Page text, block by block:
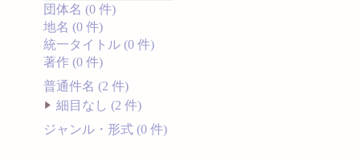
団体名 (0 件)
地名 (0 件)
統一タイトル (0 件)
著作 (0 件)
普通件名 (2 件)
細目なし (2 件)
ジャンル・形式 (0 件)